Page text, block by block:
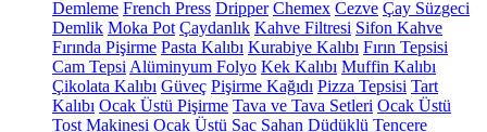
Demleme French Press Dripper Chemex Cezve Çay Süzgeci
Demlik Moka Pot Çaydanlık Kahve Filtresi Sifon Kahve
Fırında Pişirme Pasta Kalıbı Kurabiye Kalıbı Fırın Tepsisi
Cam Tepsi Alüminyum Folyo Kek Kalıbı Muffin Kalıbı
Çikolata Kalıbı Güveç Pişirme Kağıdı Pizza Tepsisi Tart
Kalıbı Ocak Üstü Pişirme Tava ve Tava Setleri Ocak Üstü
Tost Makinesi Ocak Üstü Sac Sahan Düdüklü Tencere